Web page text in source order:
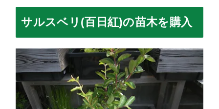
サルスベリ(百日紅)の苗木を購入